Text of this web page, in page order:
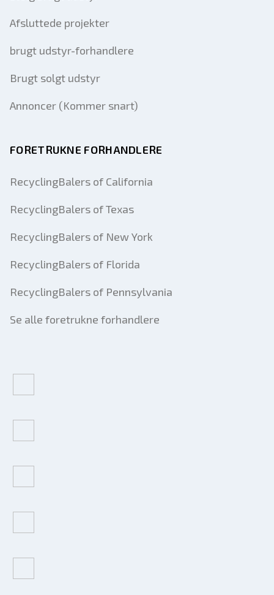
Afsluttede projekter
brugt udstyr-forhandlere
Brugt solgt udstyr
Annoncer (Kommer snart)
FORETRUKNE FORHANDLERE
RecyclingBalers of California
RecyclingBalers of Texas
RecyclingBalers of New York
RecyclingBalers of Florida
RecyclingBalers of Pennsylvania
Se alle foretrukne forhandlere